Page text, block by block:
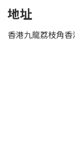
地址
香港九龍荔枝角